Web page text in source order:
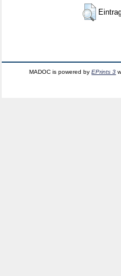
MADOC is powered byEPrints 3